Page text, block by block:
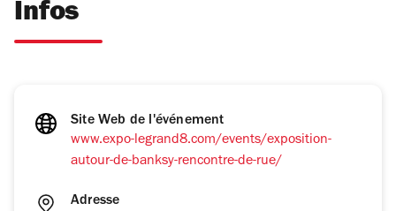
Infos
Site Web de l'événement
www.expo-legrand8.com/events/exposition-
autour-de-banksy-rencontre-de-rue/
Adresse